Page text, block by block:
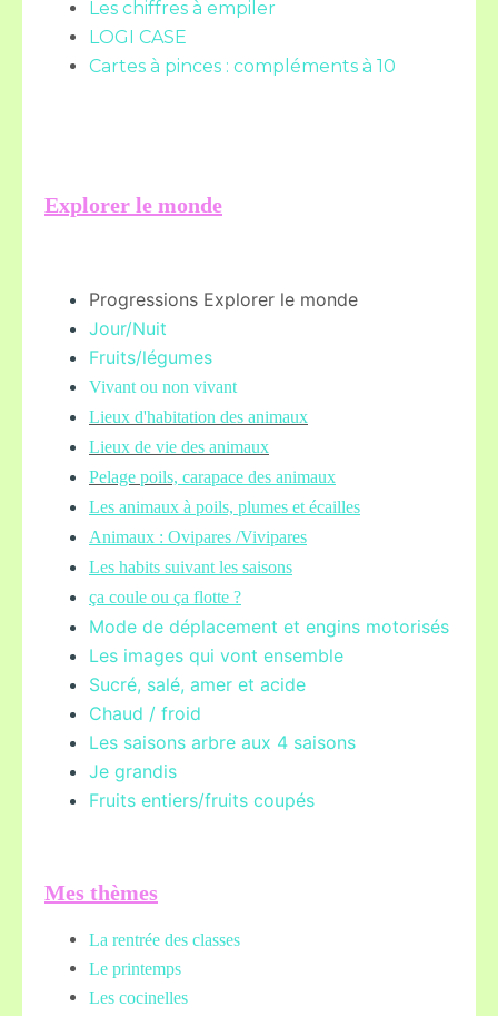
Les chiffres à empiler
LOGI CASE
Cartes à pinces : compléments à 10
Explorer le monde
Progressions Explorer le monde
Jour/Nuit
Fruits/légumes
Vivant ou non vivant
Lieux d'habitation des animaux
Lieux de vie des animaux
Pelage poils, carapace des animaux
Les animaux à poils, plumes et écailles
Animaux : Ovipares /Vivipares
Les habits suivant les saisons
ça coule ou ça flotte ?
Mode de déplacement et engins motorisés
Les images qui vont ensemble
Sucré, salé, amer et acide
Chaud / froid
Les saisons arbre aux 4 saisons
Je grandis
Fruits entiers/fruits coupés
Mes thèmes
La rentrée des classes
Le printemps
Les cocinelles